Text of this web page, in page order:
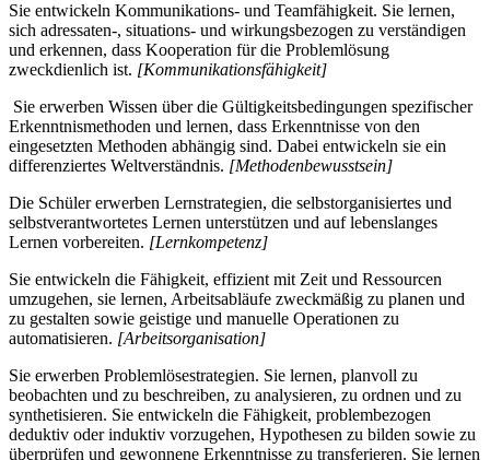
Sie entwickeln Kommunikations- und Teamfähigkeit. Sie lernen,
sich adressaten-, situations- und wirkungsbezogen zu verständigen
und erkennen, dass Kooperation für die Problemlösung
zweckdienlich ist. [Kommunikationsfähigkeit]
Sie erwerben Wissen über die Gültigkeitsbedingungen spezifischer
Erkenntnismethoden und lernen, dass Erkenntnisse von den
eingesetzten Methoden abhängig sind. Dabei entwickeln sie ein
differenziertes Weltverständnis. [Methodenbewusstsein]
Die Schüler erwerben Lernstrategien, die selbstorganisiertes und
selbstverantwortetes Lernen unterstützen und auf lebenslanges
Lernen vorbereiten. [Lernkompetenz]
Sie entwickeln die Fähigkeit, effizient mit Zeit und Ressourcen
umzugehen, sie lernen, Arbeitsabläufe zweckmäßig zu planen und
zu gestalten sowie geistige und manuelle Operationen zu
automatisieren. [Arbeitsorganisation]
Sie erwerben Problemlösestrategien. Sie lernen, planvoll zu
beobachten und zu beschreiben, zu analysieren, zu ordnen und zu
synthetisieren. Sie entwickeln die Fähigkeit, problembezogen
deduktiv oder induktiv vorzugehen, Hypothesen zu bilden sowie zu
überprüfen und gewonnene Erkenntnisse zu transferieren. Sie lernen